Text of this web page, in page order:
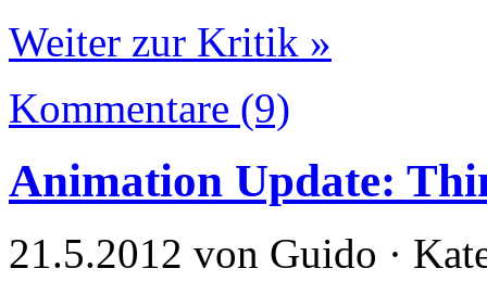
Weiter zur Kritik »
Kommentare (9)
Animation Update:
21.5.2012 von Guido ·